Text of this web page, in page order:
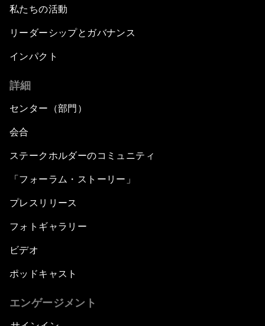
私たちの活動
リーダーシップとガバナンス
インパクト
詳細
センター（部門）
会合
ステークホルダーのコミュニティ
「フォーラム・ストーリー」
プレスリリース
フォトギャラリー
ビデオ
ポッドキャスト
エンゲージメント